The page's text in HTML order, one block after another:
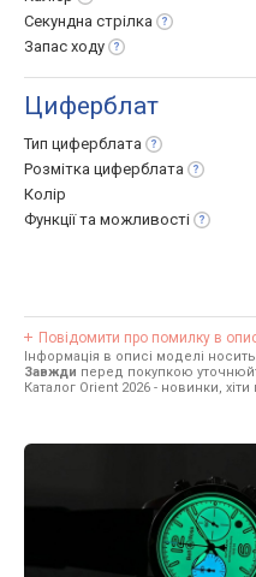
Секундна стрілка
Запас ходу
Циферблат
Тип циферблата
Розмітка циферблата
Колір
Функції та можливості
Повідомити про помилку в
Інформація в описі моделі
Завжди перед покупкою
Каталог Orient 2026 - новинки, хіти